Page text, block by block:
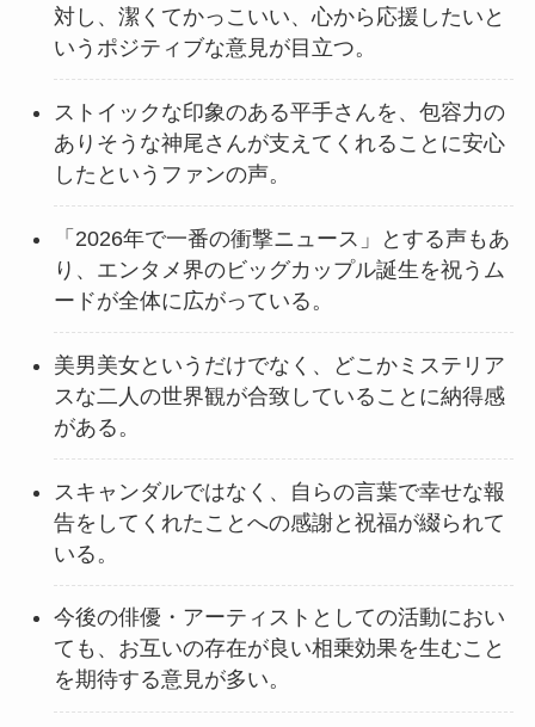
対し、潔くてかっこいい、心から応援したいと
いうポジティブな意見が目立つ。
ストイックな印象のある平手さんを、包容力の
ありそうな神尾さんが支えてくれることに安心
したというファンの声。
「2026年で一番の衝撃ニュース」とする声もあ
り、エンタメ界のビッグカップル誕生を祝うム
ードが全体に広がっている。
美男美女というだけでなく、どこかミステリア
スな二人の世界観が合致していることに納得感
がある。
スキャンダルではなく、自らの言葉で幸せな報
告をしてくれたことへの感謝と祝福が綴られて
いる。
今後の俳優・アーティストとしての活動におい
ても、お互いの存在が良い相乗効果を生むこと
を期待する意見が多い。